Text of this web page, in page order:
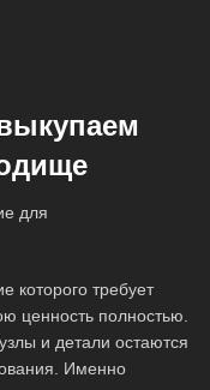
для
которого требует
ценность полностью.
и детали остаются
Именно